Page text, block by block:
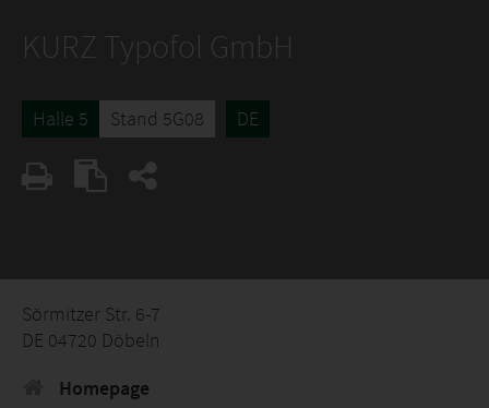
KURZ Typofol GmbH
Halle 5 Stand 5G08 DE
Sörmitzer Str. 6-7
DE 04720 Döbeln
Homepage